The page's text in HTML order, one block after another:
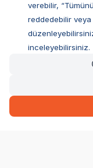
Müşteri Hizmetleri
Ovacık Mah.
Müşteri Destek Hattı
verebilir,
reddedebilir
inceleyebilirsiniz.